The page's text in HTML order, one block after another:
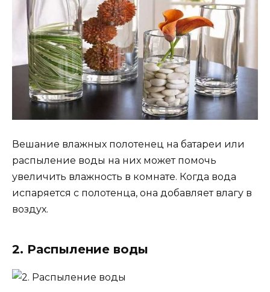
Вешание влажных полотенец на батареи или
распыление воды на них может помочь
увеличить влажность в комнате. Когда вода
испаряется с полотенца, она добавляет влагу в
воздух.
2. Распыление воды